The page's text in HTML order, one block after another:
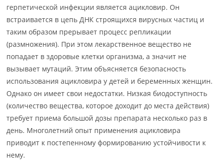
герпетической инфекции является ацикловир. Он
встраивается в цепь ДНК строящихся вирусных частиц и
таким образом прерывает процесс репликации
(размножения). При этом лекарственное вещество не
попадает в здоровые клетки организма, а значит не
вызывает мутаций. Этим объясняется безопасность
использования ацикловира у детей и беременных женщин.
Однако он имеет свои недостатки. Низкая биодоступность
(количество вещества, которое доходит до места действия)
требует приема большой дозы препарата несколько раз в
день. Многолетний опыт применения ацикловира
приводит к постепенному формированию устойчивости к
нему.